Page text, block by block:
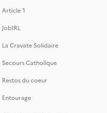
Article 1
JobIRL
La Cravate Solidaire
Secours Catholique
Restos du coeur
Entourage